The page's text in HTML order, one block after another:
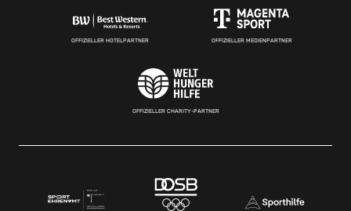
OFFIZIELLER HOTELPARTNER OFFIZIELLER MEDIENPARTNER
OFFIZIELLER CHARITY-PARTNER